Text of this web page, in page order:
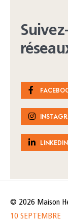
LINKEDIN
© 2026 Maison
10 SEPTEMBRE